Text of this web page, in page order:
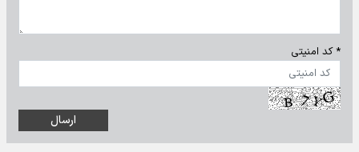
* کد امنیتی